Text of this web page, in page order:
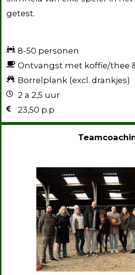
getest.
8-50 personen
Ontvangst met koffie/thee
Borrelplank (excl. drankjes)
2 a 2,5 uur
23,50 p.p